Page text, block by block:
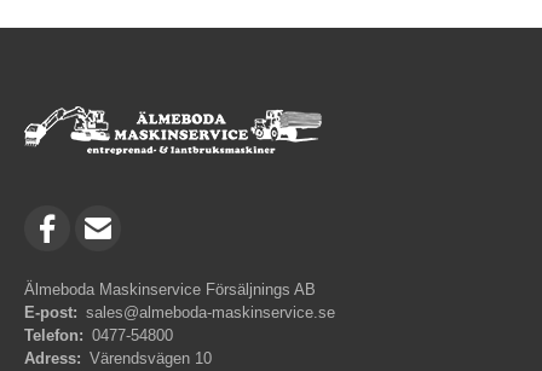
Älmeboda Maskinservice Försäljnings AB
E-post: sales@almeboda-maskinservice.se
Telefon: 0477-54800
Adress: Värendsvägen 10